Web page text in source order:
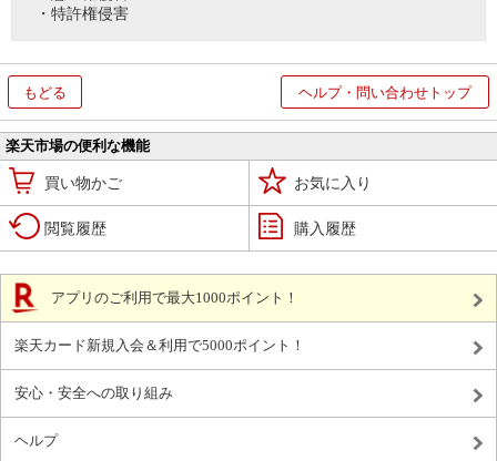
・特許権侵害
もどる ヘルプ・問い合わせトップ
楽天市場の便利な機能
買い物かご お気に入り
閲覧履歴 購入履歴
アプリのご利用で最大1000ポイント！
楽天カード新規入会＆利用で5000ポイント！
安心・安全への取り組み
ヘルプ